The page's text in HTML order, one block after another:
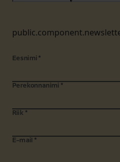
Eesnimi *
Perekonnanimi *
Riik *
E-mail *